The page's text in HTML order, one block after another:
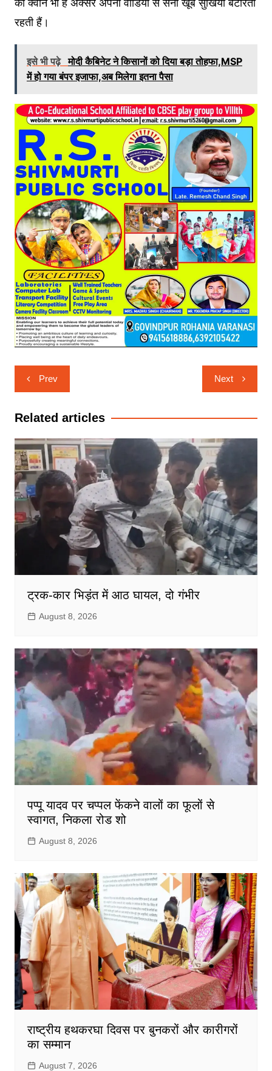
की क्वीन भी हैं अक्सर अपनी वीडियो से सनी खूब सुर्खियां बटोरती
रहती हैं।
इसे भी पढ़े मोदी कैबिनेट ने किसानों को दिया बड़ा तोहफा,MSP
में हो गया बंपर इजाफा,अब मिलेगा इतना पैसा
Post
navigation
Prev Next
Related articles
ट्रक-कार भिड़ंत में आठ घायल, दो गंभीर
August 8, 2026
पप्पू यादव पर चप्पल फेंकने वालों का फूलों से
स्वागत, निकला रोड शो
August 8, 2026
राष्ट्रीय हथकरघा दिवस पर बुनकरों और कारीगरों
का सम्मान
August 7, 2026